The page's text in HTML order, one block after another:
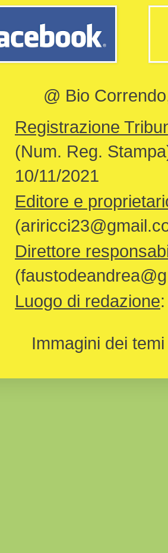
@ Bio
Registrazione
(Num. Reg.
10/11/2021
Editore e
Direttore
Luogo di redazione
Immagini dei